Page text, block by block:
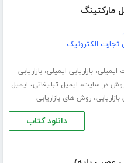
مارکتینگ
الکترونیک
ایمیلی،بازاریابی ایمیلی،بازاریابی
در سایت، ایمیل تبلیغاتی، ایمیل
،روش های بازاریابی
دانلود کتاب